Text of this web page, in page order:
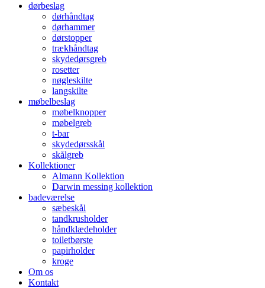
dørbeslag
dørhåndtag
dørhammer
dørstopper
trækhåndtag
skydedørsgreb
rosetter
nøgleskilte
langskilte
møbelbeslag
møbelknopper
møbelgreb
t-bar
skydedørsskål
skålgreb
Kollektioner
Almann Kollektion
Darwin messing kollektion
badeværelse
sæbeskål
tandkrusholder
håndklædeholder
toiletbørste
papirholder
kroge
Om os
Kontakt